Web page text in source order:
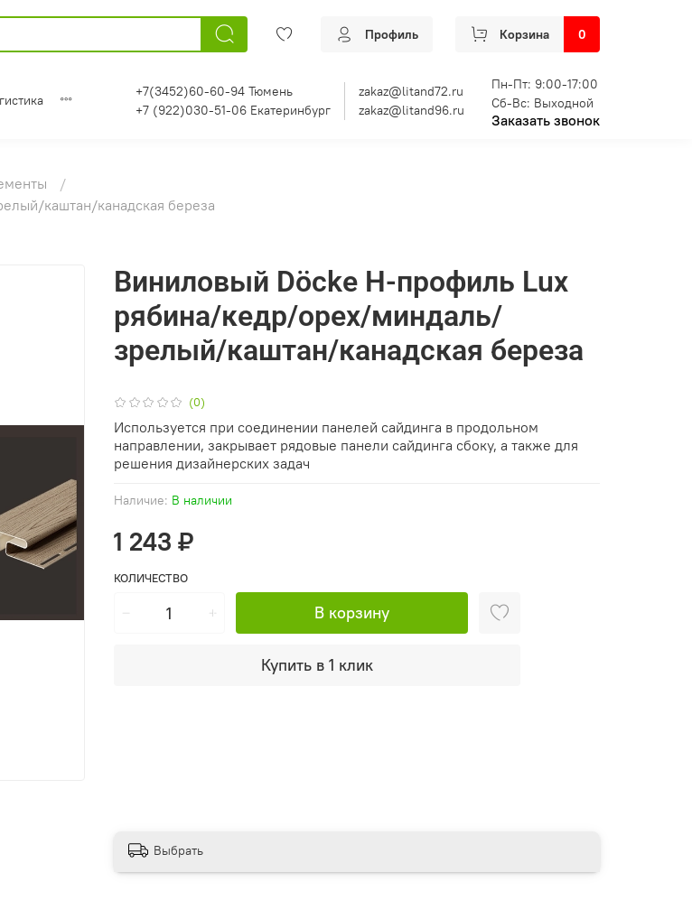
Профиль Корзина 0
+7(3452)60-60-94 Тюмень
zakaz@litand72.ru
+7 (922)030-51-06 Екатеринбург
zakaz@litand96.ru
Пн-Пт: 9:00-17:00
Сб-Вс: Выходной
Заказать звонок
каштан/канадская береза
(0)
Наличие: В наличии
Виниловый Döcke Н-профиль Lux
рябина/кедр/орех/миндаль/
зрелый/каштан/канадская береза
1 243 ₽
КОЛИЧЕСТВО
В корзину
Купить в 1 клик
Используется при соединении панелей сайдинга в продольном
направлении, закрывает рядовые панели сайдинга сбоку, а также для
решения дизайнерских задач
Выбрать